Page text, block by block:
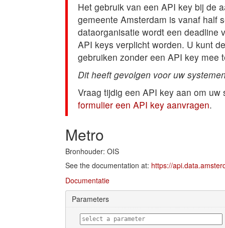
Het gebruik van een API key bij de
gemeente Amsterdam is vanaf half
dataorganisatie wordt een deadline
API keys verplicht worden. U kunt
gebruiken zonder een API key mee
Dit heeft gevolgen voor uw
Vraag tijdig een API key aan om
formulier een API key aanvragen.
Metro
Bronhouder: OIS
See the documentation at: https://
Documentatie
Parameters